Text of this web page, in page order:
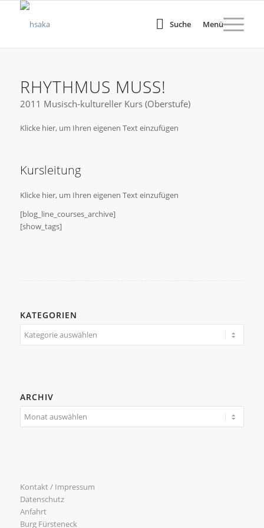
Suche Menü
RHYTHMUS MUSS!
2011 Musisch-kultureller Kurs (Oberstufe)
Klicke hier, um Ihren eigenen Text einzufügen
Kursleitung
Klicke hier, um Ihren eigenen Text einzufügen
[blog_line_courses_archive]
[show_tags]
KATEGORIEN
Kategorien
ARCHIV
Kontakt / Impressum
Datenschutz
Anfahrt
Burg Fürsteneck